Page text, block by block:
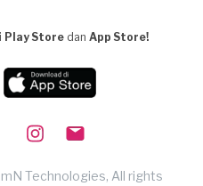
Play Store dan App Store!
Technologies, All rights